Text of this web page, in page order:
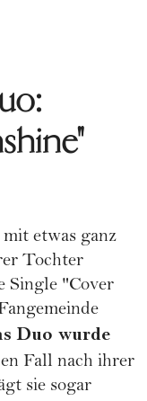
etwas ganz
Tochter
Single "Cover
Duo wurde
Fall nach ihrer
sie sogar